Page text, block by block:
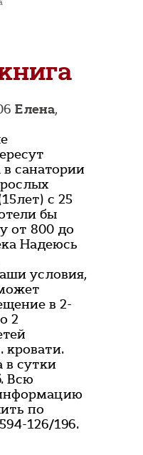
Елена,
санатории
с 25
бы
от 800 до
Надеюсь
условия,
в 2-
2
кровати.
в сутки
Всю
по
126/196.